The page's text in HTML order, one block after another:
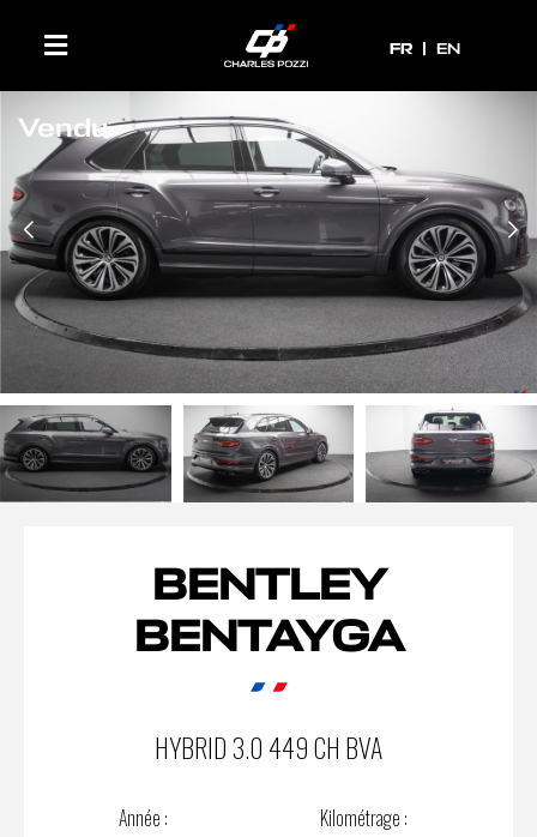
FR
FR EN
Vendu
BENTLEY
BENTAYGA
HYBRID 3.0 449 CH BVA
Année : Kilométrage :